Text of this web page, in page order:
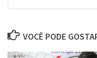
VOCÊ PODE